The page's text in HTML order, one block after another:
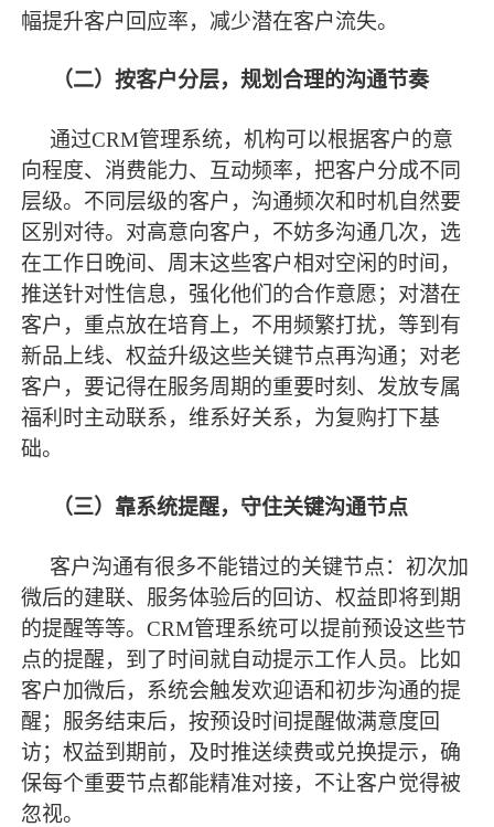
幅提升客户回应率，减少潜在客户流失。
（二）按客户分层，规划合理的沟通节奏
通过CRM管理系统，机构可以根据客户的意
向程度、消费能力、互动频率，把客户分成不同
层级。不同层级的客户，沟通频次和时机自然要
区别对待。对高意向客户，不妨多沟通几次，选
在工作日晚间、周末这些客户相对空闲的时间，
推送针对性信息，强化他们的合作意愿；对潜在
客户，重点放在培育上，不用频繁打扰，等到有
新品上线、权益升级这些关键节点再沟通；对老
客户，要记得在服务周期的重要时刻、发放专属
福利时主动联系，维系好关系，为复购打下基
础。
（三）靠系统提醒，守住关键沟通节点
客户沟通有很多不能错过的关键节点：初次加
微后的建联、服务体验后的回访、权益即将到期
的提醒等等。CRM管理系统可以提前预设这些节
点的提醒，到了时间就自动提示工作人员。比如
客户加微后，系统会触发欢迎语和初步沟通的提
醒；服务结束后，按预设时间提醒做满意度回
访；权益到期前，及时推送续费或兑换提示，确
保每个重要节点都能精准对接，不让客户觉得被
忽视。